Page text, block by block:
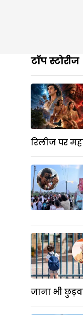
टॉप स्टोरीज
रिलीज पर
जाना भी